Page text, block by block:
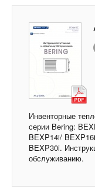
Инвенторные
серии Bering:
BEXP14i/
BEXP30i.
обслуживанию.